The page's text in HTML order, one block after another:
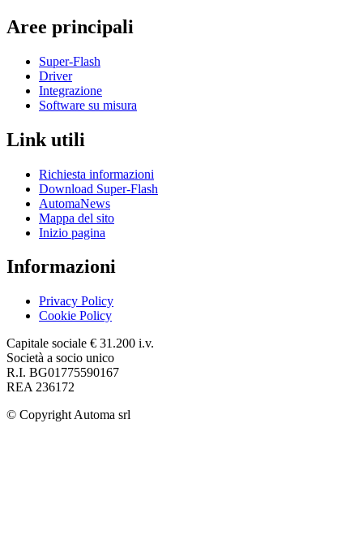
Aree principali
Super-Flash
Driver
Integrazione
Software su misura
Link utili
Richiesta informazioni
Download Super-Flash
AutomaNews
Mappa del sito
Inizio pagina
Informazioni
Privacy Policy
Cookie Policy
Capitale sociale € 31.200 i.v.
Società a socio unico
R.I. BG01775590167
REA 236172
© Copyright Automa srl